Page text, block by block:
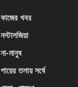
কাজের খবর
নস্টালজিয়া
না-মানুষ
পায়ের তলায় সর্ষে